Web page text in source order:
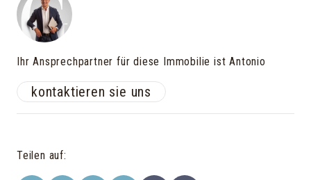
Ihr Ansprechpartner für diese Immobilie ist Antonio
kontaktieren sie uns
Teilen auf: